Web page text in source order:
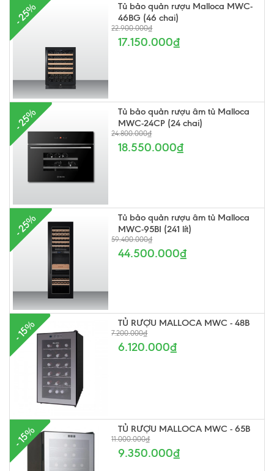
- 25%
Tủ bảo quản rượu Malloca MWC-
46BG (46 chai)
22.900.000₫
17.150.000₫
- 25%
Tủ bảo quản rượu âm tủ Malloca
MWC-24CP (24 chai)
24.800.000₫
18.550.000₫
- 25%
Tủ bảo quản rượu âm tủ Malloca
MWC-95BI (241 lít)
59.400.000₫
44.500.000₫
- 15% TỦ RƯỢU MALLOCA MWC - 48B
7.200.000₫
6.120.000₫
- 15% TỦ RƯỢU MALLOCA MWC - 65B
11.000.000₫
9.350.000₫